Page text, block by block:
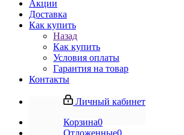
Акции
Доставка
Как купить
Назад
Как купить
Условия оплаты
Гарантия на товар
Контакты
Личный кабинет
Корзина0
Отложенные0